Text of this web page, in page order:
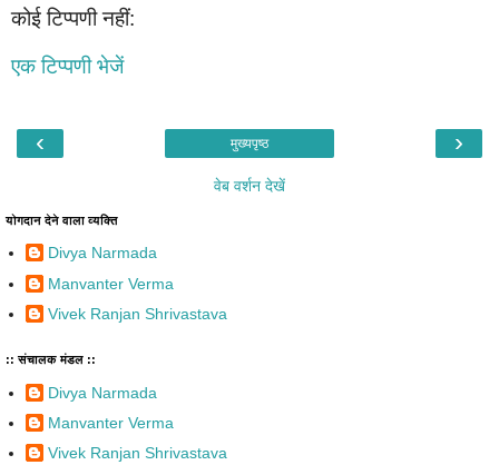
कोई टिप्पणी नहीं:
एक टिप्पणी भेजें
‹ ›
मुख्यपृष्ठ
वेब वर्शन देखें
योगदान देने वाला व्यक्ति
Divya Narmada
Manvanter Verma
Vivek Ranjan Shrivastava
:: संचालक मंडल ::
Divya Narmada
Manvanter Verma
Vivek Ranjan Shrivastava